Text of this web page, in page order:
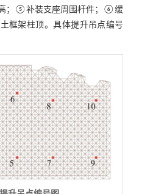
高；⑤补装支座周围杆件；⑥缓
框架柱顶。具体提升吊点编号